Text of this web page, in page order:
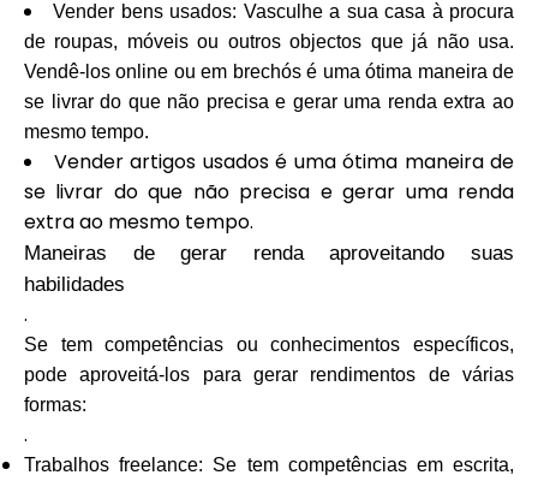
Minha Conta
Obter Financiamento
ask@scrambleup.com
Vender bens usados: Vasculhe a sua casa à procura
de roupas, móveis ou outros objectos que já não usa.
Vendê-los online ou em brechós é uma ótima maneira de
se livrar do que não precisa e gerar uma renda extra ao
mesmo tempo.
Vender artigos usados é uma ótima maneira de
se livrar do que não precisa e gerar uma renda
extra ao mesmo tempo.
Maneiras de gerar renda aproveitando suas
habilidades
.
Se tem competências ou conhecimentos específicos,
pode aproveitá-los para gerar rendimentos de várias
formas:
.
Trabalhos freelance: Se tem competências em escrita,